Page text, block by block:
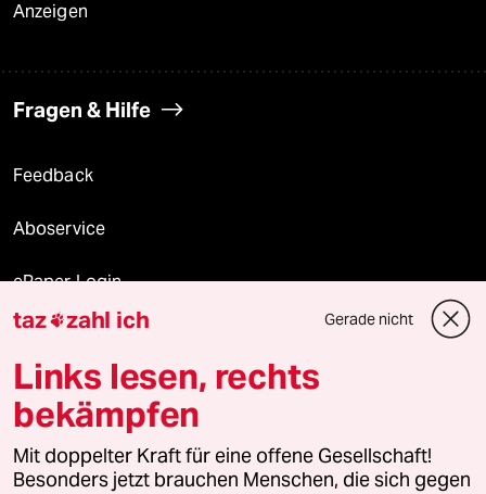
Anzeigen
Fragen & Hilfe
Feedback
Aboservice
ePaper Login
Downloads für Abonnierende
© 2026 taz Verlags und Vertriebs GmbH
Alle Rechte vorbehalten. Bei rechtlichen Fragen oder für Genehmigungen
wenden Sie sich bitte an lizenzen@taz.de
taz zahl ich Gerade nicht
Links lesen, rechts
bekämpfen
Mit doppelter Kraft für eine offene Gesellschaft!
Besonders jetzt brauchen Menschen, die sich gegen